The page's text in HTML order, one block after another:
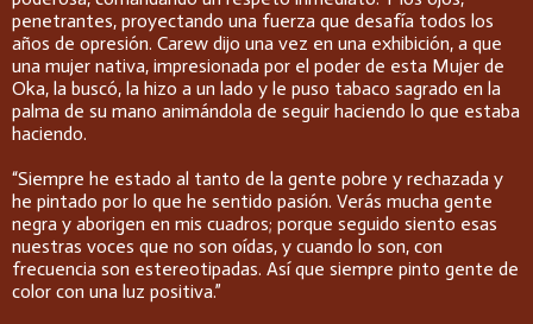
penetrantes, proyectando una fuerza que desafía todos los
años de opresión. Carew dijo una vez en una exhibición, a que
una mujer nativa, impresionada por el poder de esta Mujer de
Oka, la buscó, la hizo a un lado y le puso tabaco sagrado en la
palma de su mano animándola de seguir haciendo lo que estaba
haciendo.
“Siempre he estado al tanto de la gente pobre y rechazada y
he pintado por lo que he sentido pasión. Verás mucha gente
negra y aborigen en mis cuadros; porque seguido siento esas
nuestras voces que no son oídas, y cuando lo son, con
frecuencia son estereotipadas. Así que siempre pinto gente de
color con una luz positiva.”